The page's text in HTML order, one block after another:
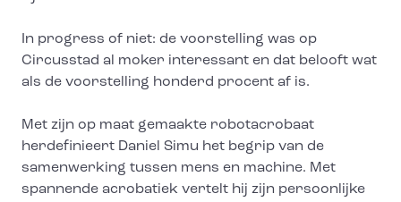
In progress of niet: de voorstelling was op
Circusstad al moker interessant en dat belooft wat
als de voorstelling honderd procent af is.
Met zijn op maat gemaakte robotacrobaat
herdefinieert Daniel Simu het begrip van de
samenwerking tussen mens en machine. Met
spannende acrobatiek vertelt hij zijn persoonlijke